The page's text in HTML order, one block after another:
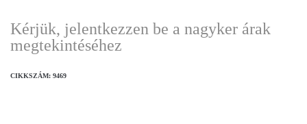
Kérjük, jelentkezzen be a nagyker árak
megtekintéséhez
CIKKSZÁM: 9469